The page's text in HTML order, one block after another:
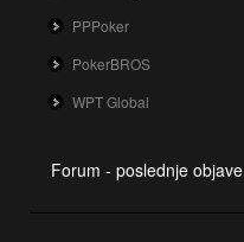
PPPoker
PokerBROS
WPT Global
Forum - poslednje objave